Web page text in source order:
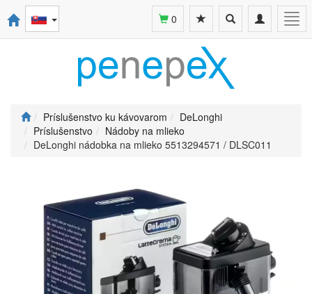
Toggle
navigation
Toggle
search
0
Príslušenstvo ku kávovarom
DeLonghi
Príslušenstvo
Nádoby na mlieko
DeLonghi nádobka na mlieko 5513294571 / DLSC011